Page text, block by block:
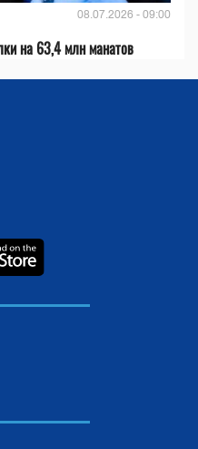
08.07.2026 - 09:00
на 63,4 млн манатов